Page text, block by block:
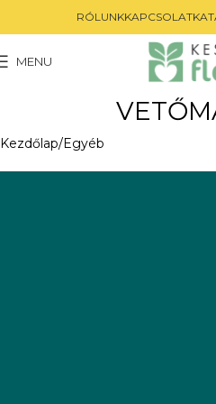
RÓLUNKKAPCSOLAT
MENU
Kezdőlap Egyéb